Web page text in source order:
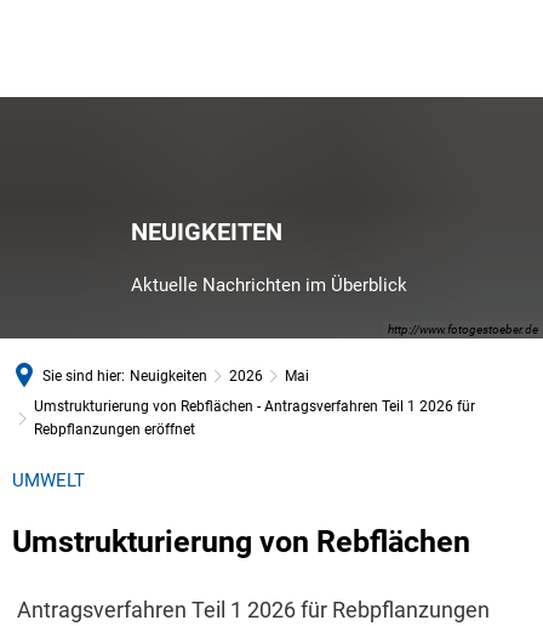
http://www.fotogestoeber.de
NEUIGKEITEN
Aktuelle Nachrichten im Überblick
Sie sind hier: Neuigkeiten 2026
Mai
Umstrukturierung von Rebflächen - Antragsverfahren Teil 1 2026 für
Rebpflanzungen eröffnet
UMWELT
Umstrukturierung von Rebflächen
Antragsverfahren Teil 1 2026 für Rebpflanzungen